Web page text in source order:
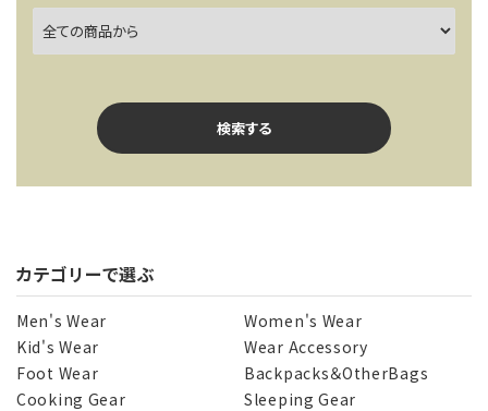
検索する
キーワード
カテゴリー
カテゴリーで選ぶ
Men's Wear
Women's Wear
Kid's Wear
Wear Accessory
Foot Wear
Backpacks＆OtherBags
Cooking Gear
Sleeping Gear